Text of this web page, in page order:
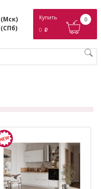
(Мск)
(СПб)
Купить
0 p
0